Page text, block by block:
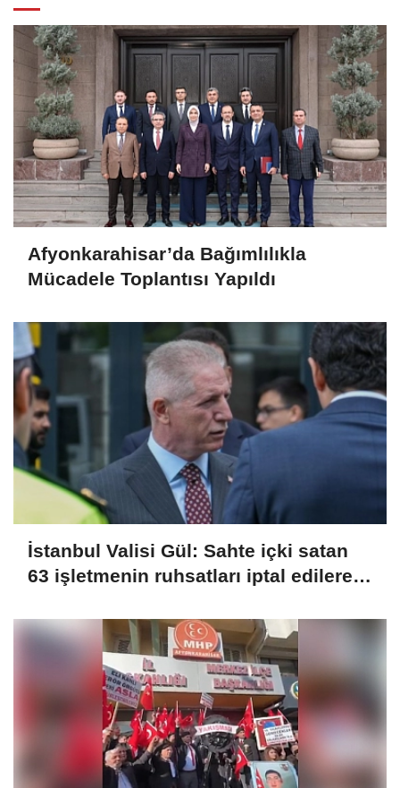
Afyonkarahisar’da Bağımlılıkla
Mücadele Toplantısı Yapıldı
İstanbul Valisi Gül: Sahte içki satan
63 işletmenin ruhsatları iptal edilerek